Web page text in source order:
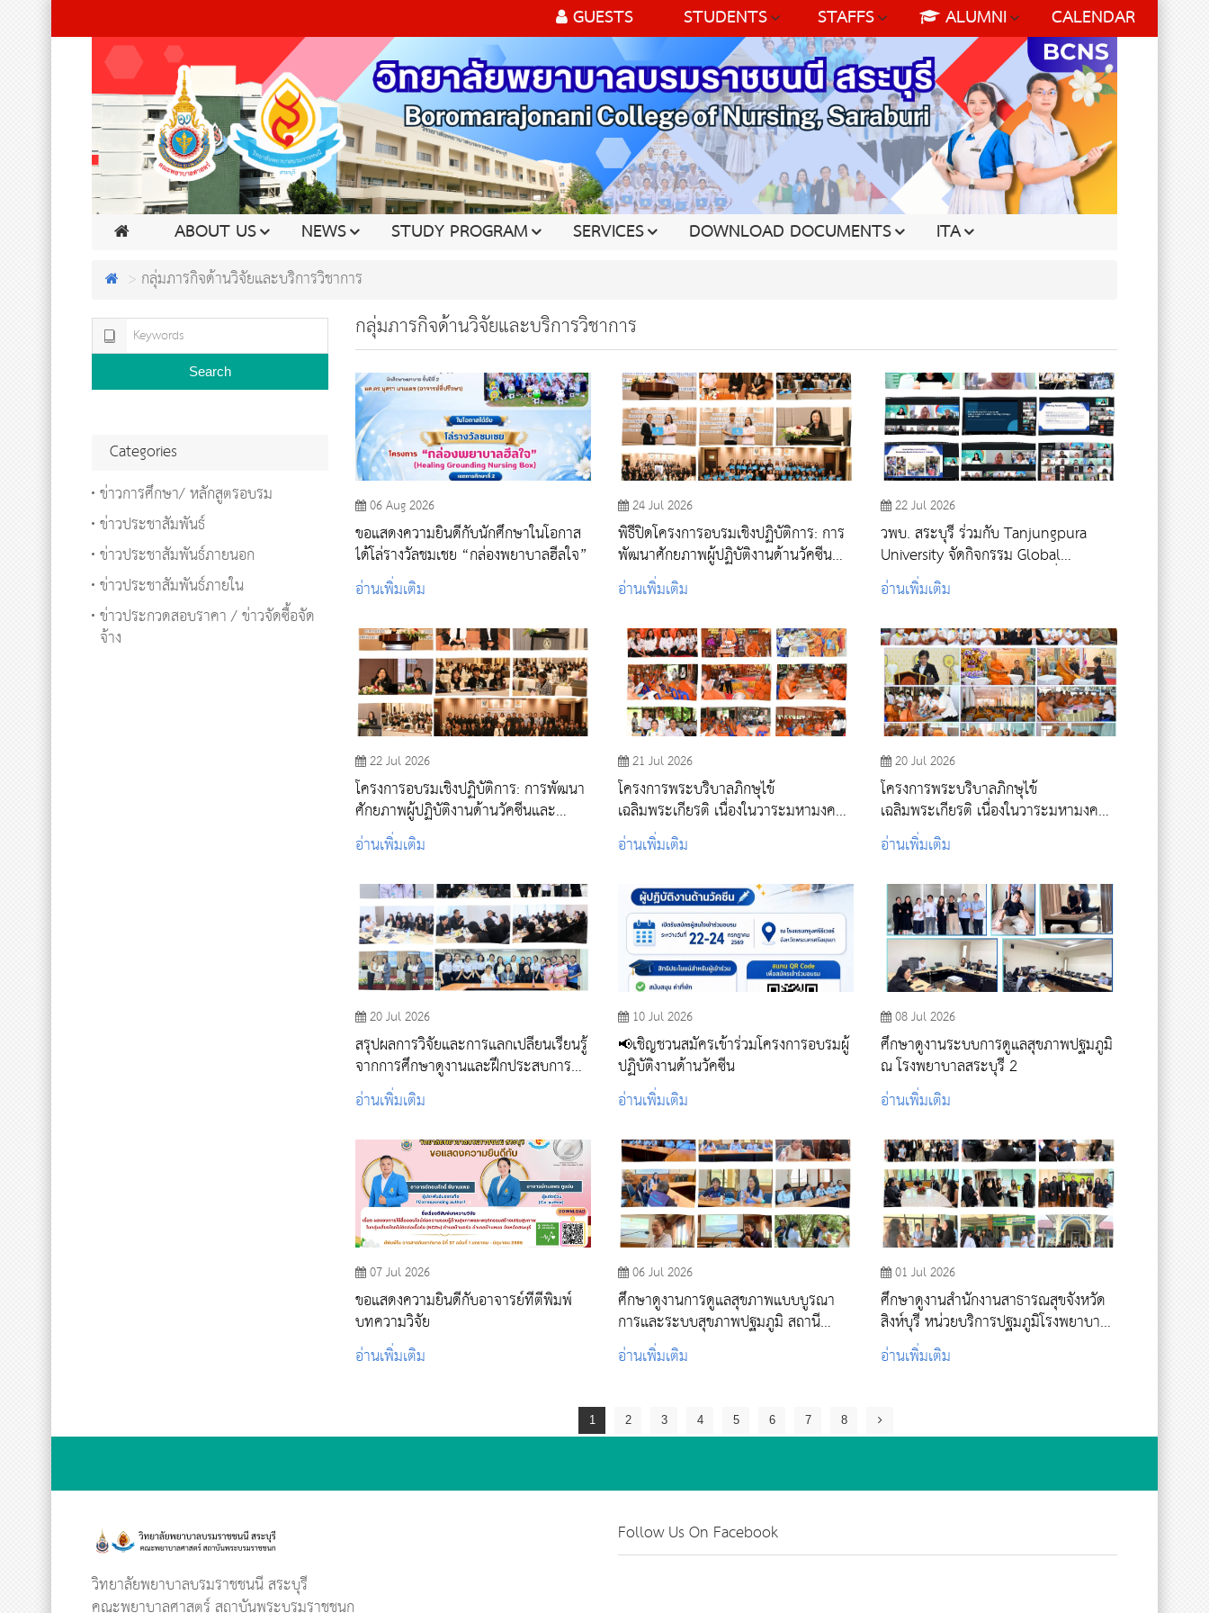
GUESTS STUDENTS STAFFS ALUMNI CALENDAR
ABOUT US NEWS STUDY PROGRAM SERVICES DOWNLOAD DOCUMENTS ITA
กลุ่มภารกิจด้านวิจัยและบริการวิชาการ
กลุ่มภารกิจด้านวิจัยและบริการวิชาการ
06 Aug 2026
ขอแสดงความยินดีกับนักศึกษาในโอกาส
ได้โล่รางวัลชมเชย “กล่องพยาบาลฮีลใจ”
อ่านเพิ่มเติม
24 Jul 2026
พิธีปิดโครงการอบรมเชิงปฏิบัติการ: การ
พัฒนาศักยภาพผู้ปฏิบัติงานด้านวัคซีน
และภูมิคุ้มกันโรค
อ่านเพิ่มเติม
22 Jul 2026
วพบ. สระบุรี ร่วมกับ Tanjungpura
University จัดกิจกรรม Global
Classroom (Online) แลกเปลี่ยนองค์
ความรู้ด้านการพยาบาลผู้ใหญ่และผู้สูง
อ่านเพิ่มเติม
22 Jul 2026
โครงการอบรมเชิงปฏิบัติการ: การพัฒนา
ศักยภาพผู้ปฏิบัติงานด้านวัคซีนและ
ภูมิคุ้มกันโรค
อ่านเพิ่มเติม
21 Jul 2026
โครงการพระบริบาลภิกษุไข้
เฉลิมพระเกียรติ เนื่องในวาระมหามงคล
99 พรรษา สมเด็จพระอริยวงศาคตญาณ
สมเด็จพระสังฆราช สกลมหาสังฆ
วัดศรีบุรีรตนาราม จังหวัดสระบุรี
อ่านเพิ่มเติม
20 Jul 2026
โครงการพระบริบาลภิกษุไข้
เฉลิมพระเกียรติ เนื่องในวาระมหามงคล
99 พรรษา สมเด็จพระอริยวงศาคตญาณ
สมเด็จพระสังฆราช สกลมหาสังฆ
นครนายก จังหวัดนครนายก
อ่านเพิ่มเติม
20 Jul 2026
สรุปผลการวิจัยและการแลกเปลี่ยนเรียนรู้
จากการศึกษาดูงานและฝึกประสบการณ์
ด้านสุขภาพปฐมภูมิ 6 สัปดาห์ ของ
นักศึกษาแพทย์จาก Harvard Medical
อ่านเพิ่มเติม
10 Jul 2026
📢เชิญชวนสมัครเข้าร่วมโครงการอบรมผู้
ปฏิบัติงานด้านวัคซีน
อ่านเพิ่มเติม
08 Jul 2026
ศึกษาดูงานระบบการดูแลสุขภาพปฐมภูมิ
ณ โรงพยาบาลสระบุรี 2
อ่านเพิ่มเติม
07 Jul 2026
ขอแสดงความยินดีกับอาจารย์ที่ตีพิมพ์
บทความวิจัย
อ่านเพิ่มเติม
06 Jul 2026
ศึกษาดูงานการดูแลสุขภาพแบบบูรณา
การและระบบสุขภาพปฐมภูมิ สถานี
อนามัยเฉลิมพระเกียรติฯ ตำบลพักทัน
อ่านเพิ่มเติม
01 Jul 2026
ศึกษาดูงานสำนักงานสาธารณสุขจังหวัด
สิงห์บุรี หน่วยบริการปฐมภูมิโรงพยาบาล
สิงห์บุรี และ สอน.พิกุลทอง
อ่านเพิ่มเติม
1 2 3 4 5 6 7 8
Search
Categories
ข่าวการศึกษา/ หลักสูตรอบรม
ข่าวประชาสัมพันธ์
ข่าวประชาสัมพันธ์ภายนอก
ข่าวประชาสัมพันธ์ภายใน
ข่าวประกวดสอบราคา / ข่าวจัดซื้อจัด
จ้าง
วิทยาลัยพยาบาลบรมราชชนนี สระบุรี
Follow Us On Facebook